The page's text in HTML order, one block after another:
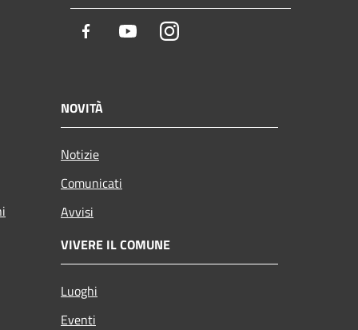
Facebook YoutubeInstagram
NOVITÀ
Notizie
Comunicati
Avvisi
VIVERE IL COMUNE
Luoghi
Eventi